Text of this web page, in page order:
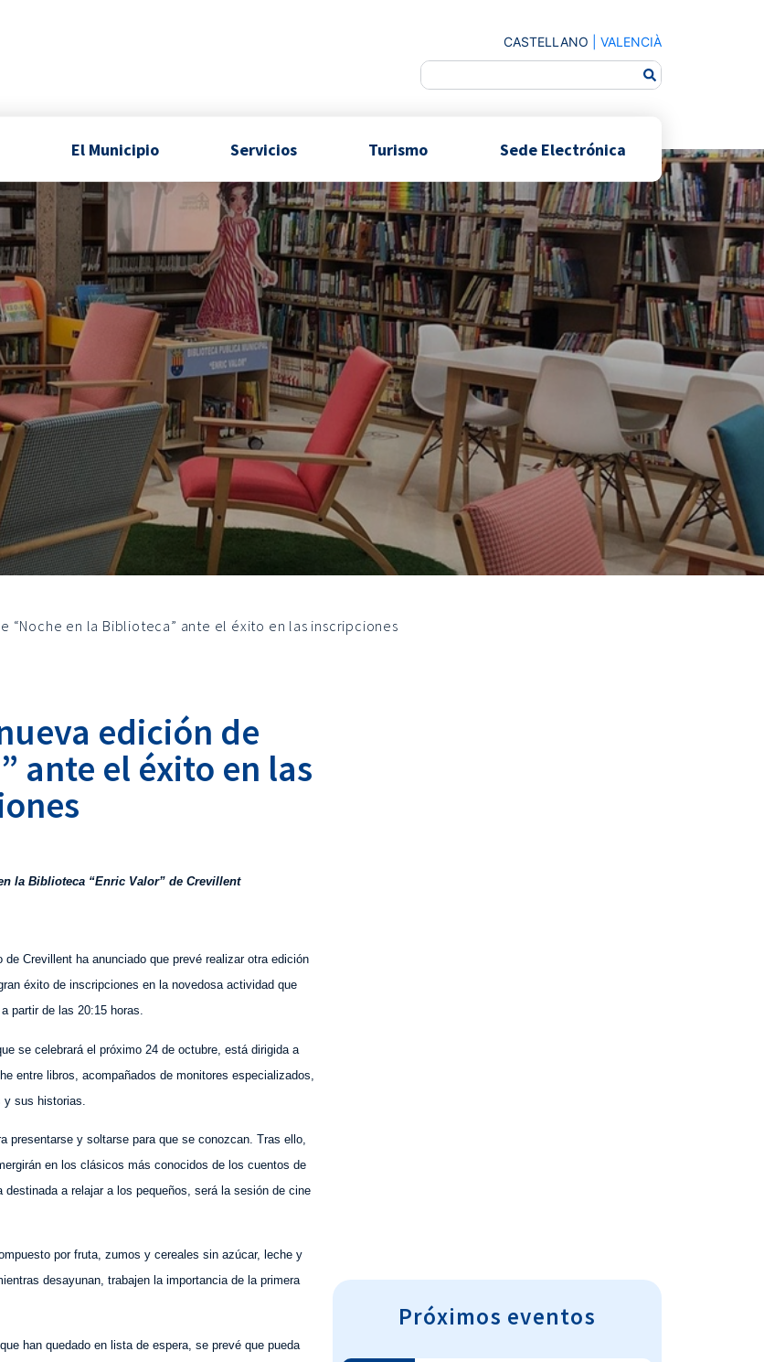
CASTELLANO VALENCIÀ
El Municipio Servicios Turismo Sede Electrónica
“Noche en la Biblioteca” ante el éxito en las inscripciones
edición de
ante el éxito en las
la Biblioteca “Enric Valor” de Crevillent
de Crevillent ha anunciado que prevé realizar otra edición
éxito de inscripciones en la novedosa actividad que
a partir de las 20:15 horas.
se celebrará el próximo 24 de octubre, está dirigida a
entre libros, acompañados de monitores especializados,
y sus historias.
presentarse y soltarse para que se conozcan . Tras ello,
en los clásicos más conocidos de los cuentos de
a relajar a los pequeños, será la sesión de cine
por fruta, zumos y cereales sin azúcar, leche y
desayunan, trabajen la importancia de la primera
han quedado en lista de espera, se prevé que pueda
Próximos eventos